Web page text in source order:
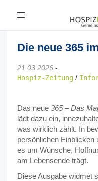
Toggle
Die neue 365
21.03.2026 -
Hospiz-Zeitung /
Das neue 365 – Das
lädt dazu ein,
was wirklich zählt. In
persönlichen Einblicken
es um Wünsche,
am Lebensende trägt.
Diese Ausgabe widmet